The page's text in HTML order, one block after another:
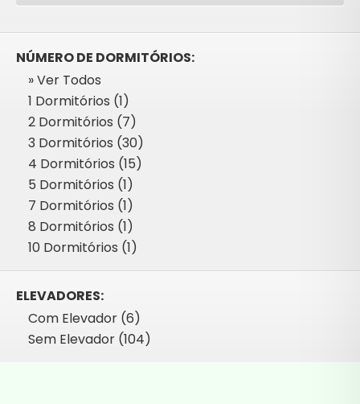
NÚMERO DE DORMITÓRIOS:
» Ver Todos
1 Dormitórios (1)
2 Dormitórios (7)
3 Dormitórios (30)
4 Dormitórios (15)
5 Dormitórios (1)
7 Dormitórios (1)
8 Dormitórios (1)
10 Dormitórios (1)
ELEVADORES:
Com Elevador (6)
Sem Elevador (104)